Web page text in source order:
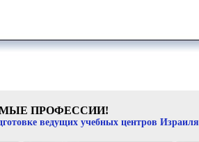
ПРОФЕССИИ!
ведущих учебных центров Израиля